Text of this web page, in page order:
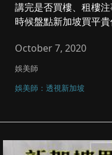
講完是否買樓、租樓
時候盤點新加坡買平
October 7, 2020
娛美師
娛美師：透視新加坡